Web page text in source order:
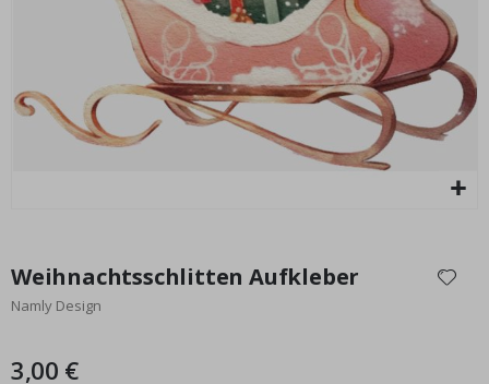
Special
Price
9,00 €
Anfang
der
Bildgalerie
Weihnachtsschlitten Aufkleber
Namly Design
3,00 €